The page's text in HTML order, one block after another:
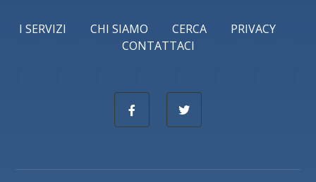
I SERVIZI CHI SIAMO CERCA
PRIVACY
CONTATTACI